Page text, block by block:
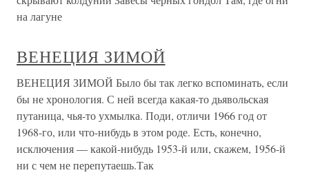
на лагуне
ВЕНЕЦИЯ ЗИМОЙ
ВЕНЕЦИЯ ЗИМОЙ Было бы так легко вспоминать, если
бы не хронология. С ней всегда какая-то дьявольская
путаница, чья-то ухмылка. Поди, отличи 1966 год от
1968-го, или что-нибудь в этом роде. Есть, конечно,
исключения — какой-нибудь 1953-й или, скажем, 1956-й
ни с чем не перепутаешь.Так